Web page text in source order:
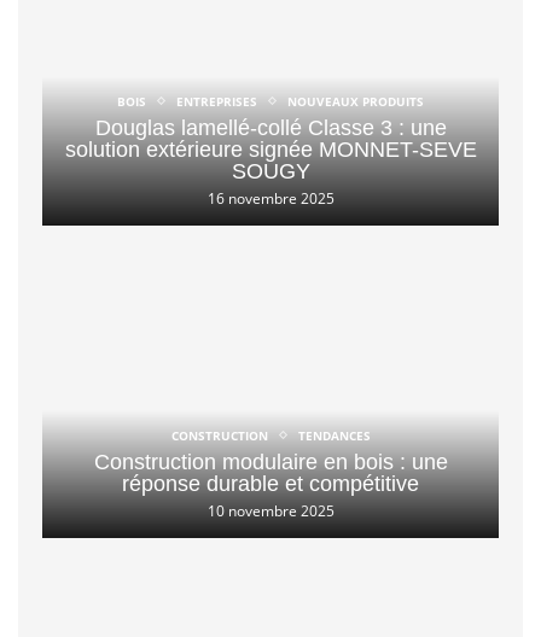
BOIS ENTREPRISES NOUVEAUX PRODUITS
Douglas lamellé-collé Classe 3 : une
solution extérieure signée MONNET-SEVE
SOUGY
16 novembre 2025
CONSTRUCTION TENDANCES
Construction modulaire en bois : une
réponse durable et compétitive
10 novembre 2025